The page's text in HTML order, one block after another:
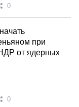
0
при
от ядерных
0